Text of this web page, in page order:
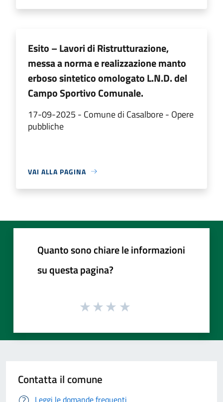
Esito – Lavori di Ristrutturazione,
messa a norma e realizzazione manto
erboso sintetico omologato L.N.D. del
Campo Sportivo Comunale.
17-09-2025 - Comune di Casalbore - Opere
pubbliche
VAI ALLA PAGINA
Quanto sono chiare le informazioni
su questa pagina?
Contatta il comune